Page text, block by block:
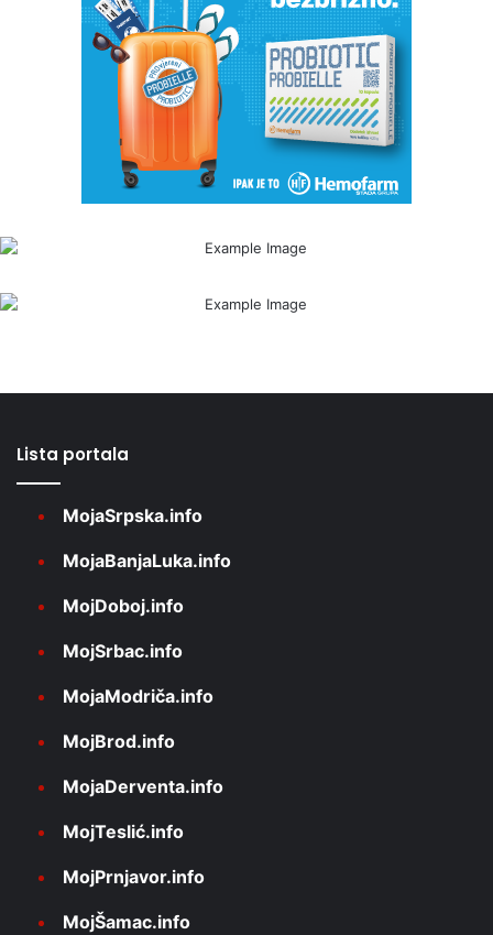
Lista portala
MojaSrpska.info
MojaBanjaLuka.info
MojDoboj.info
MojSrbac.info
MojaModriča.info
MojBrod.info
MojaDerventa.info
MojTeslić.info
MojPrnjavor.info
MojŠamac.info